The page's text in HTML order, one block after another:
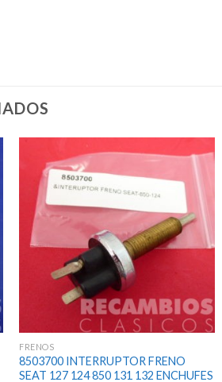
FRENOS
8503700 INTERRUPTOR FRENO
SEAT 127 124 850 131 132 ENCHUFES